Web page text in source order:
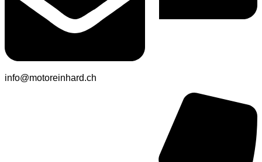
info@motoreinhard.ch